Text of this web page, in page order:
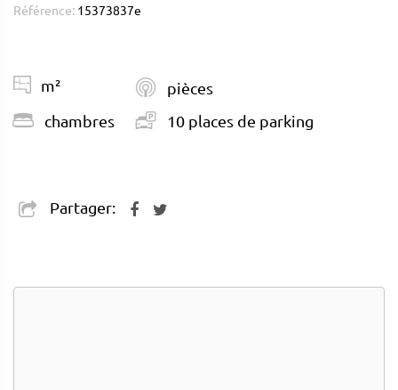
Référence: 15373837e
m²
chambres
pièces
10 places de parking
Partager: